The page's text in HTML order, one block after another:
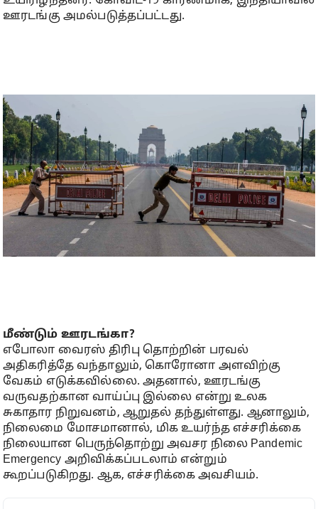
ஊரடங்கு அமல்படுத்தப்பட்டது.
மீண்டும் ஊரடங்கா?
எபோலா வைரஸ் திரிபு தொற்றின் பரவல்
அதிகரித்தே வந்தாலும், கொரோனா அளவிற்கு
வேகம் எடுக்கவில்லை. அதனால், ஊரடங்கு
வருவதற்கான வாய்ப்பு இல்லை என்று உலக
சுகாதார நிறுவனம், ஆறுதல் தந்துள்ளது. ஆனாலும்,
நிலைமை மோசமானால், மிக உயர்ந்த எச்சரிக்கை
நிலையான பெருந்தொற்று அவசர நிலை Pandemic
Emergency அறிவிக்கப்படலாம் என்றும்
கூறப்படுகிறது. ஆக, எச்சரிக்கை அவசியம்.